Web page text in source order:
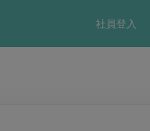
社員登入